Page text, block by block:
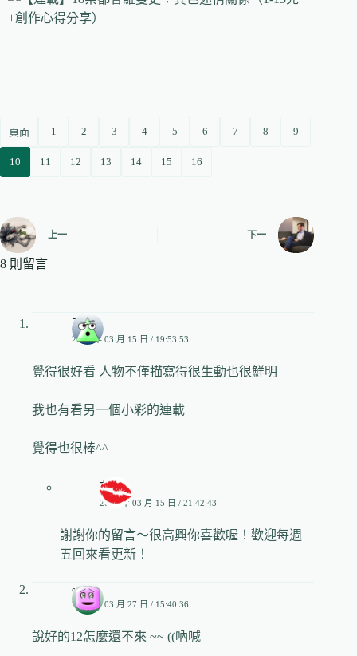
頁面 1 2 3 4 5 6 7 8 9
10 11 12 13 14 15 16
上一 下一
8 則留言
亮
2015 年 03 月 15 日 / 19:53:53
覺得很好看 人物不僅描寫得很生動也很鮮明
我也有看另一個小彩的連載
覺得也很棒^^
艾姬
2015 年 03 月 15 日 / 21:42:43
謝謝你的留言～很高興你喜歡喔！歡迎每週
五回來看更新！
~
2015 年 03 月 27 日 / 15:40:36
說好的12怎麼還不來 ~~ ((吶喊